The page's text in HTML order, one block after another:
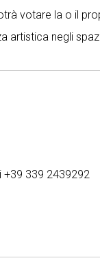
votare la o il
artistica negli spazi
+39 339 2439292